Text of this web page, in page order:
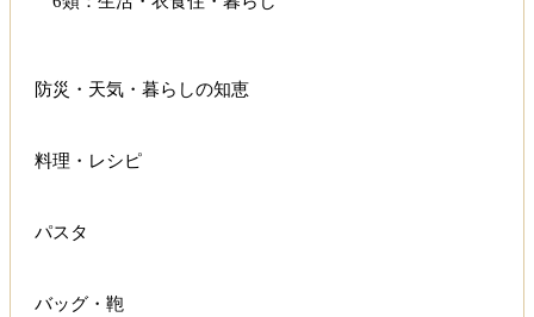
防災・天気・暮らしの知恵
料理・レシピ
パスタ
バッグ・鞄